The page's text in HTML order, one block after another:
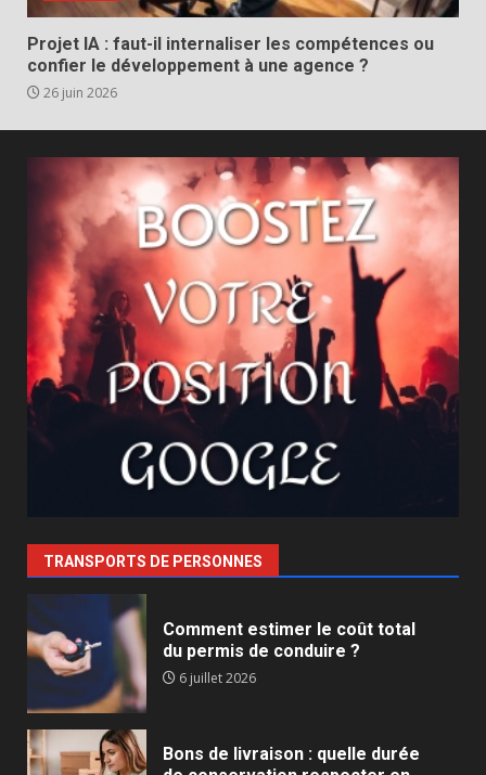
Projet IA : faut-il internaliser les compétences ou
confier le développement à une agence ?
26 juin 2026
TRANSPORTS DE PERSONNES
Comment estimer le coût total
du permis de conduire ?
6 juillet 2026
Bons de livraison : quelle durée